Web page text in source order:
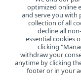
optimized online
and serve you with
collection of all
decline all
essential cookies
clicking
withdraw your
anytime by clicking
footer or in your